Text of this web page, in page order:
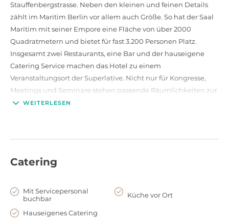
Stauffenbergstrasse. Neben den kleinen und feinen Details
zählt im Maritim Berlin vor allem auch Größe. So hat der Saal
Maritim mit seiner Empore eine Fläche von über 2000
Quadratmetern und bietet für fast 3.200 Personen Platz.
Insgesamt zwei Restaurants, eine Bar und der hauseigene
Catering Service machen das Hotel zu einem
Veranstaltungsort der Superlative. Nicht nur für Kongresse,
Meetings und Seminare stehen passende Räumlichkeiten zur
Verfügung, sondern auch für elegante Abendveranstaltungen
Neben modernster Ausstattung durch warme Farben und
der Planung von Veranstaltungen die das Hotel auszeichnet.
kombiniert werden und das professionelle Team hilft Ihnen
bei der Umsetzung Ihrer individuellen Wünsche. Auch bei der
Gestaltung eines abwechslungsreichen und spannenden
WEITERLESEN
Catering
Mit Servicepersonal
buchbar
Küche vor Ort
Hauseigenes Catering